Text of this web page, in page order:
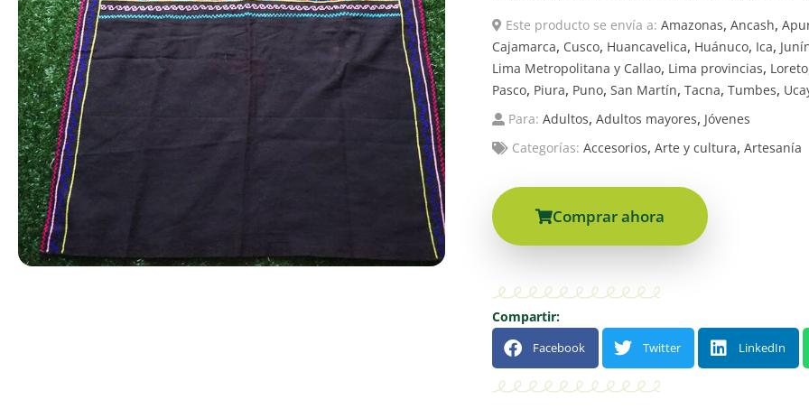
Este producto se envía a: Amazonas, Ancash,
Cajamarca, Cusco, Huancavelica, Huánuco, Ica,
Lima Metropolitana y Callao, Lima provincias, Loreto
Pasco, Piura, Puno, San Martín, Tacna, Tumbes,
Para: Adultos, Adultos mayores, Jóvenes
Categorías: Accesorios, Arte y cultura, Artesanía
Comprar ahora
Compartir:
Facebook Twitter LinkedIn